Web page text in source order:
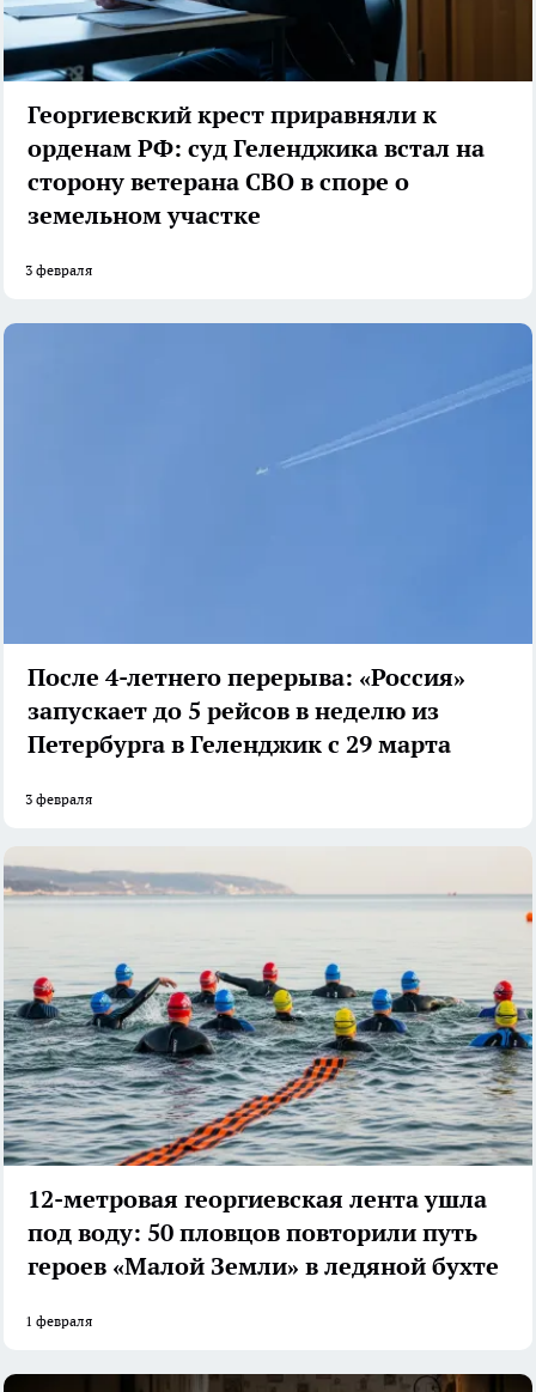
Георгиевский крест приравняли к
орденам РФ: суд Геленджика встал на
сторону ветерана СВО в споре о
земельном участке
3 февраля
После 4-летнего перерыва: «Россия»
запускает до 5 рейсов в неделю из
Петербурга в Геленджик с 29 марта
3 февраля
12-метровая георгиевская лента ушла
под воду: 50 пловцов повторили путь
героев «Малой Земли» в ледяной бухте
1 февраля